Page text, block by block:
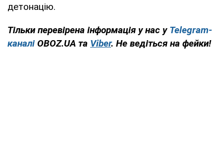
детонацію.
Тільки перевірена інформація у нас у Telegram-
каналі OBOZ.UA та Viber. Не ведіться на фейки!